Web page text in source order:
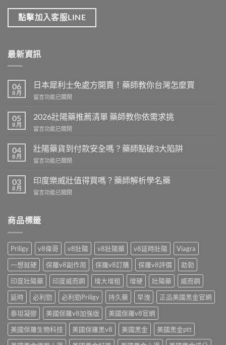
點擊加入客服LINE
最新資訊
06
8 月
日本犀利士免處方開賣！藥師教你台灣怎麼買
在
本
利
免
處
方
賣！
藥
你
台
怎
買〉
中
留言功能已關閉
05
8 月
2026壯陽藥推薦清單 藥師教你依需求挑
在
壯
陽
藥
薦
清
單
教
需
求
挑〉
中
留言功能已關閉
04
8 月
壯陽藥貨到付款安全嗎？藥師點破3大陷阱
在
陽
藥
貨
款
嗎？
藥
師
點
破
3
大
陷
阱〉
中
留言功能已關閉
03
8 月
印度樂威壯值得買嗎？藥師解析學名藥
在
樂
威
值
買
嗎？
藥
師
解
析
學
名
藥〉
中
留言功能已關閉
商品標籤
Priligy v8偉哥 v8壯陽 v8壯陽藥 v8延時壯陽
Viagra
一想就硬
保羅v8副作用 保羅v8訂購 保羅v8評價
助勃
印度壯陽藥
印度威而鋼 增大增粗 增硬 壯陽藥
威而鋼
延時
必利勁 必利勁Priligy 持久藥 早洩
正品美國黑金官網
泰坦凝膠
美國保羅v8加強版
美國保羅v8官網
美國保羅生物科技
美國保羅黑v8 美國黑金
美國黑金ptt